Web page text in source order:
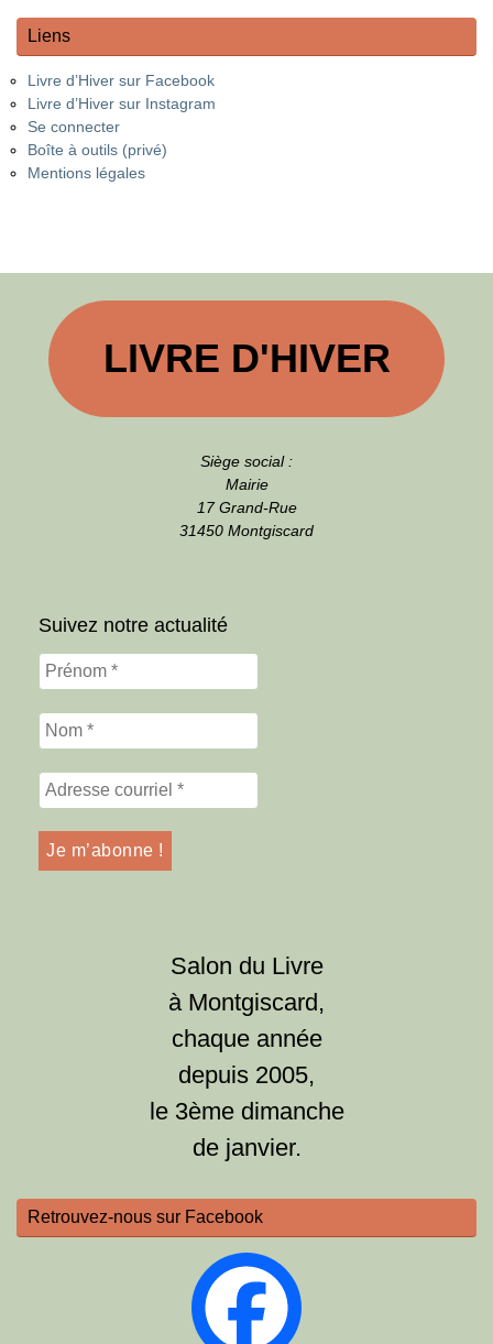
Liens
Livre d’Hiver sur Facebook
Livre d’Hiver sur Instagram
Se connecter
Boîte à outils (privé)
Mentions légales
LIVRE D'HIVER
Siège social :
Mairie
17 Grand-Rue
31450 Montgiscard
Suivez notre actualité
Salon du Livre
à Montgiscard,
chaque année
depuis 2005,
le 3ème dimanche
de janvier.
Retrouvez-nous sur Facebook